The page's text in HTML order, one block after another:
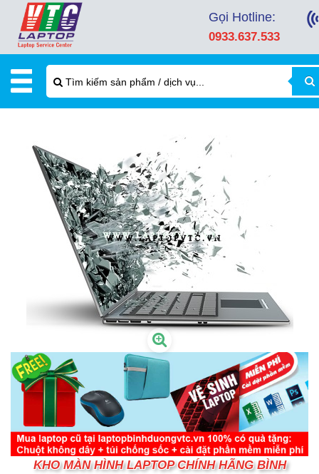
Gọi Hotline:
0933.637.533
KHO MÀN HÌNH LAPTOP CHÍNH HÃNG BÌNH